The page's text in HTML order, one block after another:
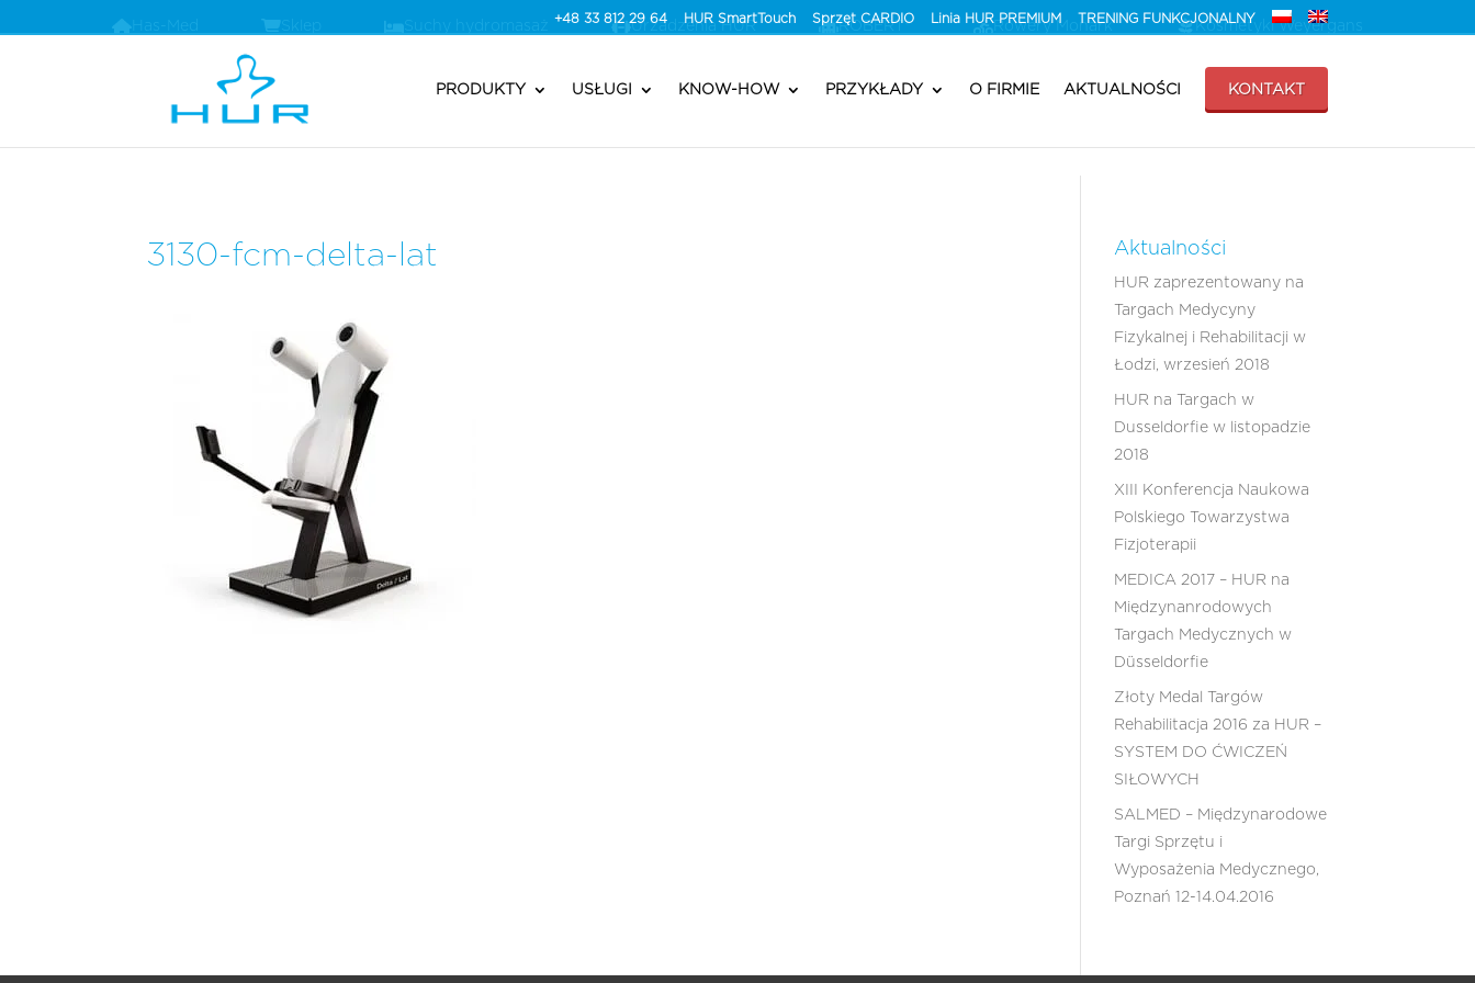
Has-Med Sklep Suchy hydromasaż Urzadzenia HUR ROBERT® Rowery Monark Kosmetyki Weyergans
+48 33 812 29 64 HUR SmartTouch Sprzęt CARDIO Linia HUR PREMIUM TRENING FUNKCJONALNY
PRODUKTY USŁUGI KNOW-HOW PRZYKŁADY O FIRMIE AKTUALNOŚCI KONTAKT
3130-fcm-delta-lat Aktualności
HUR zaprezentowany na
Targach Medycyny
Fizykalnej i Rehabilitacji w
Łodzi, wrzesień 2018
HUR na Targach w
Dusseldorfie w listopadzie
2018
XIII Konferencja Naukowa
Polskiego Towarzystwa
Fizjoterapii
MEDICA 2017 – HUR na
Międzynanrodowych
Targach Medycznych w
Düsseldorfie
Złoty Medal Targów
Rehabilitacja 2016 za HUR –
SYSTEM DO ĆWICZEŃ
SIŁOWYCH
SALMED – Międzynarodowe
Targi Sprzętu i
Wyposażenia Medycznego,
Poznań 12-14.04.2016